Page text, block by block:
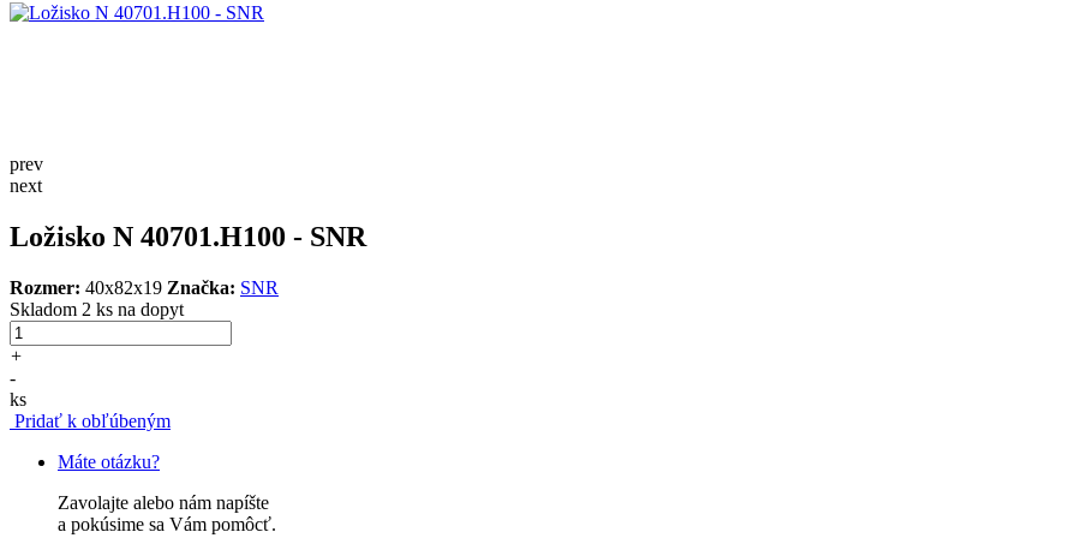
prev
next
Ložisko N 40701.H100 - SNR
Rozmer: 40x82x19 Značka: SNR
Skladom 2 ks na dopyt
+
-
ks
Pridať k obľúbeným
Máte otázku?
Zavolajte alebo nám napíšte
a pokúsime sa Vám pomôcť.